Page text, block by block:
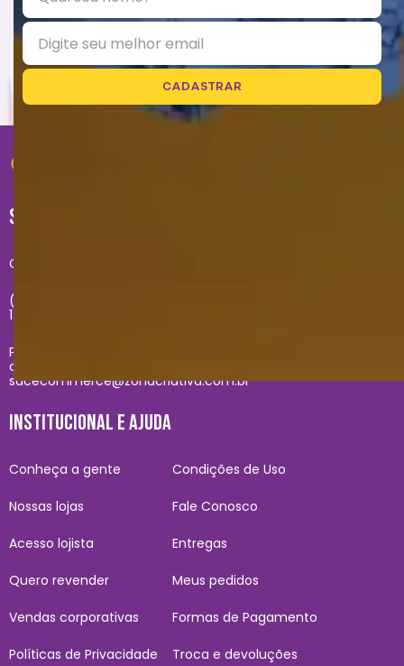
CADASTRAR
SUPORTE
Central de atendimento exclusivo do site:
(11) 2681-4020 - Segunda à sexta das 09h até às
17h
Problemas com sua compra no site, entre em
contato com
sacecommerce@zonacriativa.com.br
INSTITUCIONAL E AJUDA
Conheça a gente
Nossas lojas
Acesso lojista
Quero revender
Vendas corporativas
Políticas de Privacidade
Condições de Uso
Fale Conosco
Entregas
Meus pedidos
Formas de Pagamento
Troca e devoluções